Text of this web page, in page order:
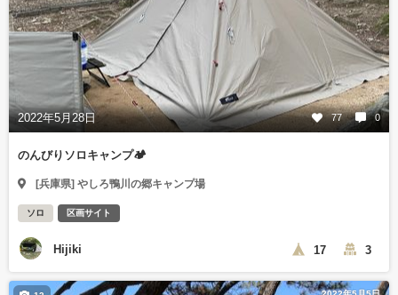
2022年5月28日 77 0
のんびりソロキャンプ🏕
[兵庫県] やしろ鴨川の郷キャンプ場
ソロ 区画サイト
Hijiki 17 3